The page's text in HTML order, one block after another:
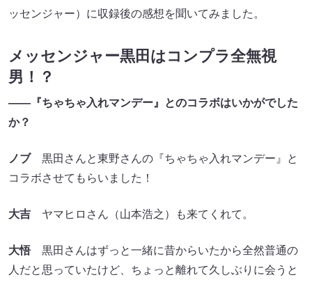
ッセンジャー）に収録後の感想を聞いてみました。
メッセンジャー黒田はコンプラ全無視
男！？
――『ちゃちゃ入れマンデー』とのコラボはいかがでした
か？
ノブ黒田さんと東野さんの『ちゃちゃ入れマンデー』と
コラボさせてもらいました！
大吉 ヤマヒロさん（山本浩之）も来てくれて。
大悟黒田さんはずっと一緒に昔からいたから全然普通の
人だと思っていたけど、ちょっと離れて久しぶりに会うと